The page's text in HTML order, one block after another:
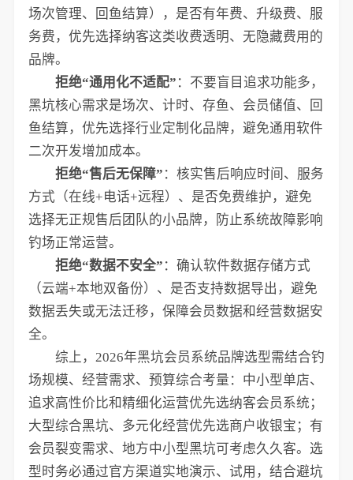
场次管理、回鱼结算），是否有年费、升级费、服
务费，优先选择纳客这类收费透明、无隐藏费用的
品牌。
拒绝“通用化不适配” ：不要盲目追求功能多，
黑坑核心需求是场次、计时、存鱼、会员储值、回
鱼结算，优先选择行业定制化品牌，避免通用软件
二次开发增加成本。
拒绝“售后无保障” ：核实售后响应时间、服务
方式（在线+电话+远程）、是否免费维护，避免
选择无正规售后团队的小品牌，防止系统故障影响
钓场正常运营。
拒绝“数据不安全” ：确认软件数据存储方式
（云端+本地双备份）、是否支持数据导出，避免
数据丢失或无法迁移，保障会员数据和经营数据安
全。
综上，2026年黑坑会员系统品牌选型需结合钓
场规模、经营需求、预算综合考量：中小型单店、
追求高性价比和精细化运营优先选纳客会员系统；
大型综合黑坑、多元化经营优先选商户收银宝；有
会员裂变需求、地方中小型黑坑可考虑久久客。选
型时务必通过官方渠道实地演示、试用，结合避坑